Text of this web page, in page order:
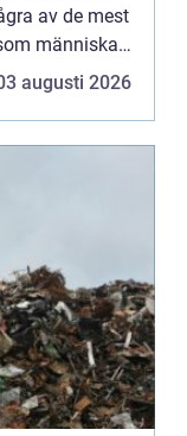
av de mest
människan
process so...
augusti 2026